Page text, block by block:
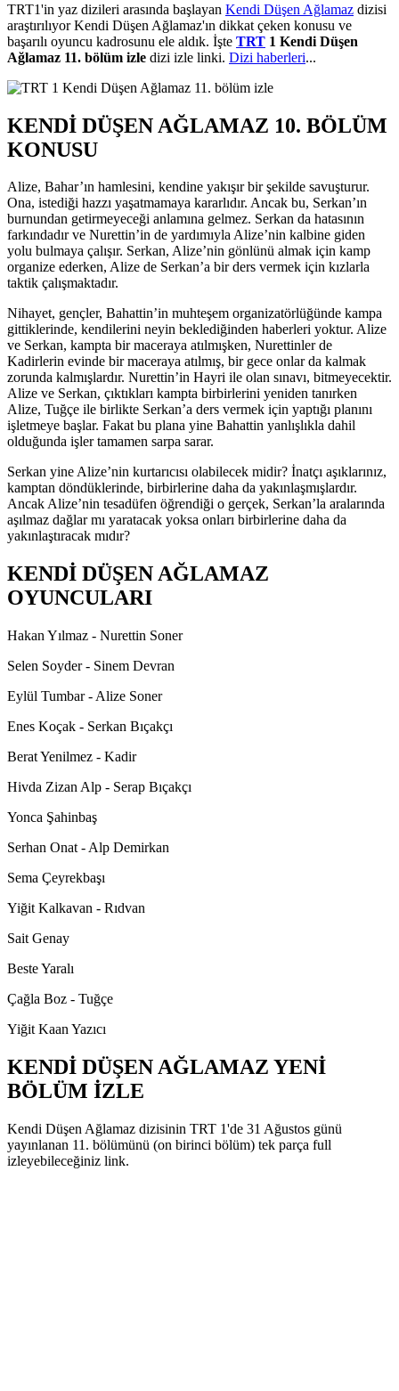
TRT1'in yaz dizileri arasında başlayan Kendi Düşen Ağlamaz dizisi
araştırılıyor Kendi Düşen Ağlamaz'ın dikkat çeken konusu ve
başarılı oyuncu kadrosunu ele aldık. İşte TRT 1 Kendi Düşen
Ağlamaz 11. bölüm izle dizi izle linki. Dizi haberleri...
KENDİ DÜŞEN AĞLAMAZ 10. BÖLÜM
KONUSU
Alize, Bahar’ın hamlesini, kendine yakışır bir şekilde savuşturur.
Ona, istediği hazzı yaşatmamaya kararlıdır. Ancak bu, Serkan’ın
burnundan getirmeyeceği anlamına gelmez. Serkan da hatasının
farkındadır ve Nurettin’in de yardımıyla Alize’nin kalbine giden
yolu bulmaya çalışır. Serkan, Alize’nin gönlünü almak için kamp
organize ederken, Alize de Serkan’a bir ders vermek için kızlarla
taktik çalışmaktadır.
Nihayet, gençler, Bahattin’in muhteşem organizatörlüğünde kampa
gittiklerinde, kendilerini neyin beklediğinden haberleri yoktur. Alize
ve Serkan, kampta bir maceraya atılmışken, Nurettinler de
Kadirlerin evinde bir maceraya atılmış, bir gece onlar da kalmak
zorunda kalmışlardır. Nurettin’in Hayri ile olan sınavı, bitmeyecektir.
Alize ve Serkan, çıktıkları kampta birbirlerini yeniden tanırken
Alize, Tuğçe ile birlikte Serkan’a ders vermek için yaptığı planını
işletmeye başlar. Fakat bu plana yine Bahattin yanlışlıkla dahil
olduğunda işler tamamen sarpa sarar.
Serkan yine Alize’nin kurtarıcısı olabilecek midir? İnatçı aşıklarınız,
kamptan döndüklerinde, birbirlerine daha da yakınlaşmışlardır.
Ancak Alize’nin tesadüfen öğrendiği o gerçek, Serkan’la aralarında
aşılmaz dağlar mı yaratacak yoksa onları birbirlerine daha da
yakınlaştıracak mıdır?
KENDİ DÜŞEN AĞLAMAZ
OYUNCULARI
Hakan Yılmaz - Nurettin Soner
Selen Soyder - Sinem Devran
Eylül Tumbar - Alize Soner
Enes Koçak - Serkan Bıçakçı
Berat Yenilmez - Kadir
Hivda Zizan Alp - Serap Bıçakçı
Yonca Şahinbaş
Serhan Onat - Alp Demirkan
Sema Çeyrekbaşı
Yiğit Kalkavan - Rıdvan
Sait Genay
Beste Yaralı
Çağla Boz - Tuğçe
Yiğit Kaan Yazıcı
KENDİ DÜŞEN AĞLAMAZ YENİ
BÖLÜM İZLE
Kendi Düşen Ağlamaz dizisinin TRT 1'de 31 Ağustos günü
yayınlanan 11. bölümünü (on birinci bölüm) tek parça full
izleyebileceğiniz link.